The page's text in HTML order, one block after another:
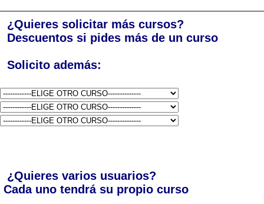
¿Quieres solicitar más cursos?
Descuentos si pides más de un curso
Solicito además:
¿Quieres varios usuarios?
Cada uno tendrá su propio curso